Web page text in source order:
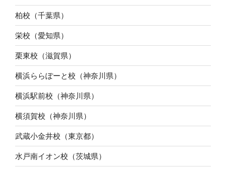
柏校（千葉県）
栄校（愛知県）
栗東校（滋賀県）
横浜ららぽーと校（神奈川県）
横浜駅前校（神奈川県）
横須賀校（神奈川県）
武蔵小金井校（東京都）
水戸南イオン校（茨城県）